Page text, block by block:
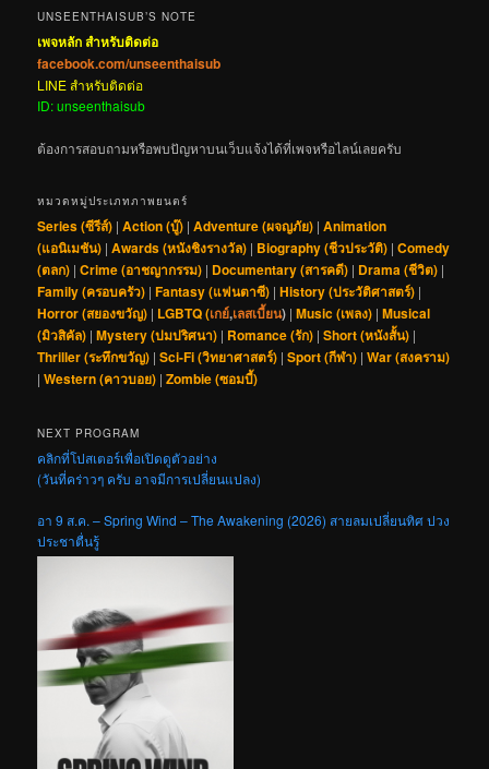
UNSEENTHAISUB’S NOTE
เพจหลัก สำหรับติดต่อ
facebook.com/unseenthaisub
LINE สำหรับติดต่อ
ID: unseenthaisub
ต้องการสอบถามหรือพบปัญหาบนเว็บแจ้งได้ที่เพจหรือไลน์เลยครับ
หมวดหมู่ประเภทภาพยนตร์
Series (ซีรีส์) |Action (บู๊) |Adventure (ผจญภัย) |Animation
(แอนิเมชัน) |Awards (หนังชิงรางวัล) | Biography (ชีวประวัติ) |Comedy
(ตลก) |Crime (อาชญากรรม) | Documentary (สารคดี) | Drama (ชีวิต) |
Family (ครอบครัว) |Fantasy (แฟนตาซี) |History (ประวัติศาสตร์) |
Horror (สยองขวัญ) | LGBTQ (เกย์,เลสเบี้ยน) |Music (เพลง) |Musical
(มิวสิคัล) |Mystery (ปมปริศนา) | Romance (รัก) |Short (หนังสั้น) |
Thriller (ระทึกขวัญ) |Sci-Fi (วิทยาศาสตร์) |Sport (กีฬา) |War (สงคราม)
|Western (คาวบอย) |Zombie (ซอมบี้)
NEXT PROGRAM
คลิกที่โปสเตอร์เพื่อเปิดดูตัวอย่าง
(วันที่คร่าวๆ ครับ อาจมีการเปลี่ยนแปลง)
อา 9 ส.ค. – Spring Wind – The Awakening (2026) สายลมเปลี่ยนทิศ ปวง
ประชาตื่นรู้